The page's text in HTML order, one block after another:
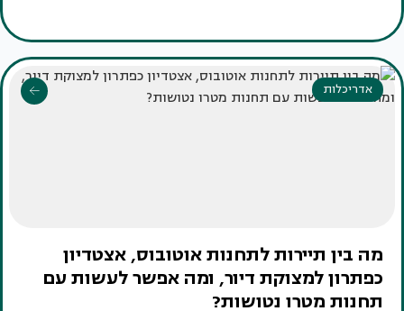
אדריכלות
מה בין תיירות לתחנות אוטובוס, אצטדיון
כפתרון למצוקת דיור, ומה אפשר לעשות עם
תחנות מטרו נטושות?